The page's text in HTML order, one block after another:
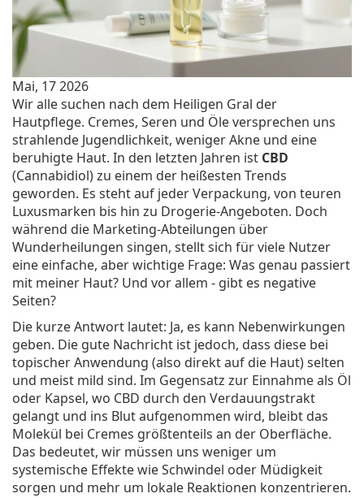
Mai, 17 2026
Wir alle suchen nach dem Heiligen Gral der
Hautpflege. Cremes, Seren und Öle versprechen uns
strahlende Jugendlichkeit, weniger Akne und eine
beruhigte Haut. In den letzten Jahren ist CBD
(Cannabidiol) zu einem der heißesten Trends
geworden. Es steht auf jeder Verpackung, von teuren
Luxusmarken bis hin zu Drogerie-Angeboten. Doch
während die Marketing-Abteilungen über
Wunderheilungen singen, stellt sich für viele Nutzer
eine einfache, aber wichtige Frage: Was genau passiert
mit meiner Haut? Und vor allem - gibt es negative
Seiten?
Die kurze Antwort lautet: Ja, es kann Nebenwirkungen
geben. Die gute Nachricht ist jedoch, dass diese bei
topischer Anwendung (also direkt auf die Haut) selten
und meist mild sind. Im Gegensatz zur Einnahme als Öl
oder Kapsel, wo CBD durch den Verdauungstrakt
gelangt und ins Blut aufgenommen wird, bleibt das
Molekül bei Cremes größtenteils an der Oberfläche.
Das bedeutet, wir müssen uns weniger um
systemische Effekte wie Schwindel oder Müdigkeit
sorgen und mehr um lokale Reaktionen konzentrieren.